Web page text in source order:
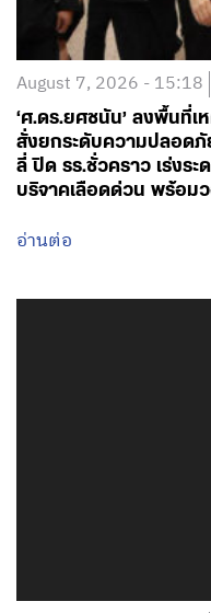
ลี่ ปิด รร.ชั่วคราว เร่งร
บริจาคเลือดด่วน พร้อม
อ่านต่อ